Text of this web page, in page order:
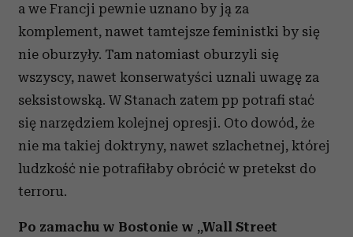
a we Francji pewnie uznano by ją za
komplement, nawet tamtejsze feministki by się
nie oburzyły. Tam natomiast oburzyli się
wszyscy, nawet konserwatyści uznali uwagę za
seksistowską. W Stanach zatem pp potrafi stać
się narzędziem kolejnej opresji. Oto dowód, że
nie ma takiej doktryny, nawet szlachetnej, której
ludzkość nie potrafiłaby obrócić w pretekst do
terroru.
Po zamachu w Bostonie w „Wall Street